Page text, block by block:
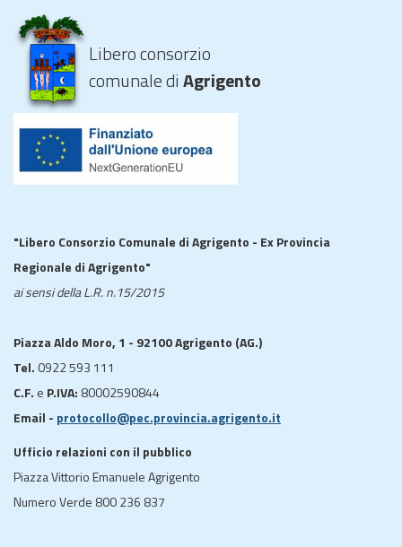
Libero consorzio
comunale diAgrigento
"Libero Consorzio Comunale di Agrigento - Ex Provincia
Regionale di Agrigento"
ai sensi della L.R. n.15/2015
Piazza Aldo Moro, 1 - 92100 Agrigento (AG.)
Tel. 0922 593 111
C.F. e P.IVA: 80002590844
Email - protocollo@pec.provincia.agrigento.it
Ufficio relazioni con il pubblico
Piazza Vittorio Emanuele Agrigento
Numero Verde 800 236 837